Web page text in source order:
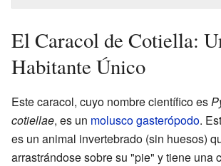
El Caracol de Cotiella:
Habitante Único
Este caracol, cuyo nombre científico es
cotiellae, es un moluscogasterópodo.
es un animal invertebrado (sin huesos)
arrastrándose sobre su "pie" y tiene una